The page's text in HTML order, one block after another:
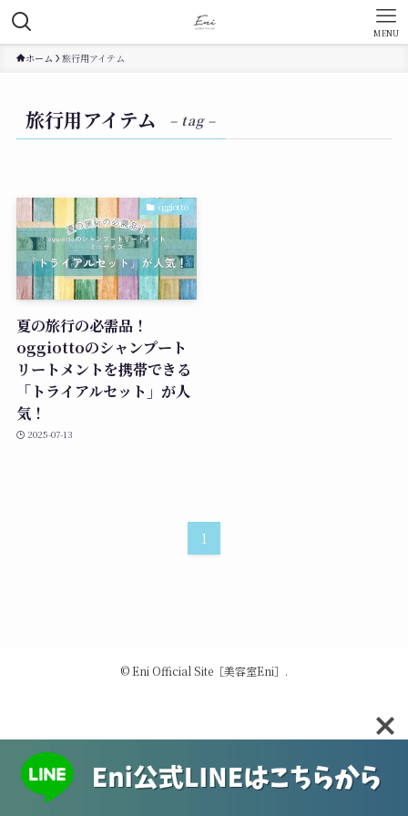
MENU
ホーム 旅行用アイテム
旅行用アイテム – tag –
oggiotto
夏の旅行の必需品！
oggiottoのシャンプート
リートメントを携帯できる
「トライアルセット」が人
気！
2025-07-13
1
©Eni Official Site［美容室Eni］.